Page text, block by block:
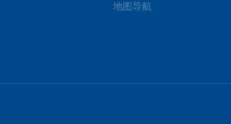
地图导航